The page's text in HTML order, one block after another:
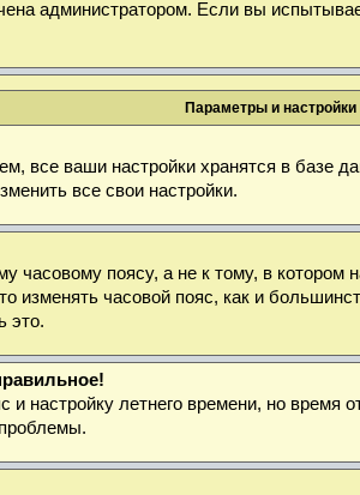
администратором. Если вы
Параметры и
все ваши настройки хранятся в базе
все свои настройки.
часовому поясу, а не к тому, в
изменять часовой пояс, как и
это.
настройку летнего времени, но